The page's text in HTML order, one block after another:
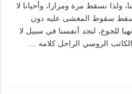
ولذا نسقط مرة ومرارا، وأحيانا لا
سقوط المغشى عليه دون
للجوع، لنجد أنفسنا في سبيل لا
الروسي الراحل كلامه …